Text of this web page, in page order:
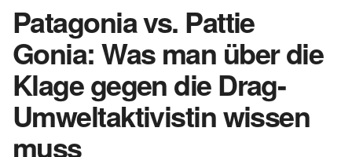
Patagonia vs. Pattie
Gonia: Was man über die
Klage gegen die Drag-
Umweltaktivistin wissen
muss